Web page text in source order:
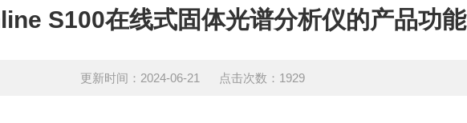
S100在线式固体光谱分析仪的产品功能
更新时间：2024-06-21 点击次数：1929